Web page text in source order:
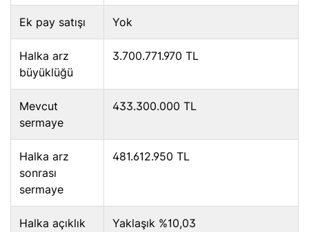
Ek pay satışı Yok
Halka arz
büyüklüğü
3.700.771.970 TL
Mevcut
sermaye
433.300.000 TL
Halka arz
sonrası
sermaye
481.612.950 TL
Halka açıklık
Yaklaşık %10,03